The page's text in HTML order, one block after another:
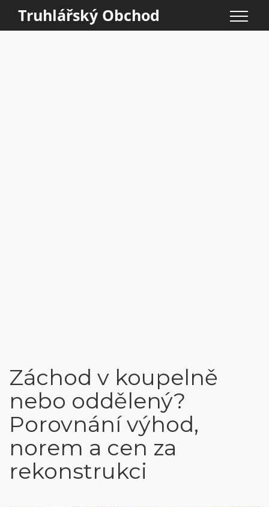
Truhlářský Obchod
Záchod v koupelně
nebo oddělený?
Porovnání výhod,
norem a cen za
rekonstrukci